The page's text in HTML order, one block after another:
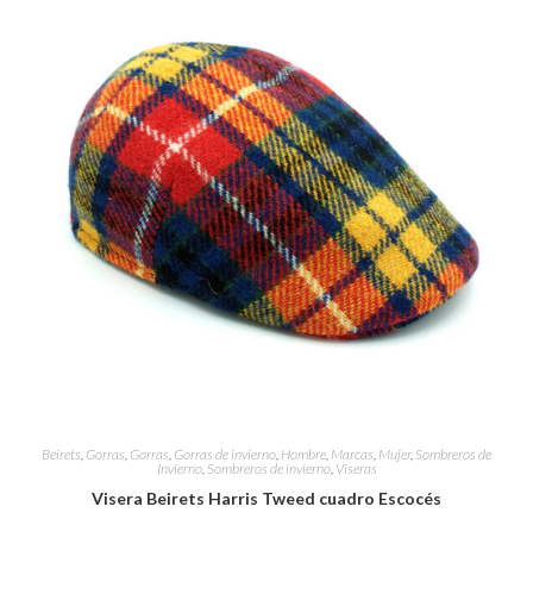
Beirets Gorras Gorras Gorras de invierno Hombre Marcas Mujer, Sombreros de
Invierno, Sombreros de invierno, Viseras
Visera Beirets Harris Tweed cuadro Escocés